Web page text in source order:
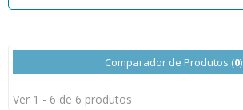
Comparador de Produtos (0)
Ver 1 - 6 de 6 produtos